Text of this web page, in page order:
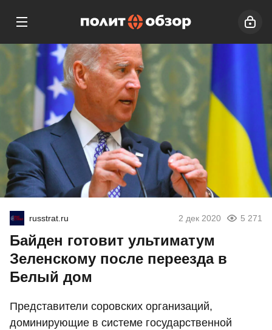
russtrat.ru 2 дек 2020 5 271
Байден готовит ультиматум
Зеленскому после переезда в
Белый дом
Представители соровских организаций,
доминирующие в системе государственной